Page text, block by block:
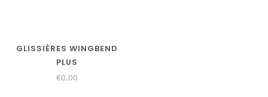
GLISSIÈRES WINGBEND
PLUS
€0,00